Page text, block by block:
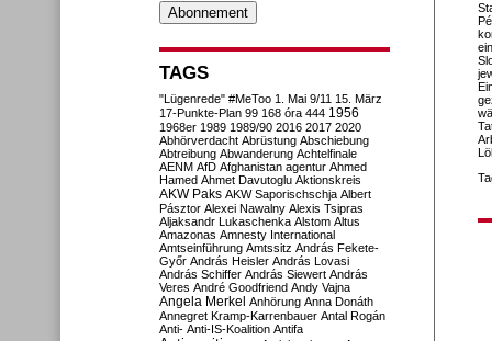
TAGS
"Lügenrede" #MeToo 1. Mai 9/11 15. März
17-Punkte-Plan 99 168 óra 444 1956
1968er 1989 1989/90 2016 2017 2020
Abhörverdacht Abrüstung Abschiebung
Abtreibung Abwanderung Achtelfinale
AENM AfD Afghanistan agentur Ahmed
Hamed Ahmet Davutoglu Aktionskreis
AKW Paks AKW Saporischschja Albert
Pásztor Alexei Nawalny Alexis Tsipras
Aljaksandr Lukaschenka Alstom Altus
Amazonas Amnesty International
Amtseinführung Amtssitz András Fekete-
Győr András Heisler András Lovasi
András Schiffer András Siewert András
Veres André Goodfriend Andy Vajna
Angela Merkel Anhörung Anna Donáth
Annegret Kramp-Karrenbauer Antal Rogán
Anti- Anti-IS-Koalition Antifa